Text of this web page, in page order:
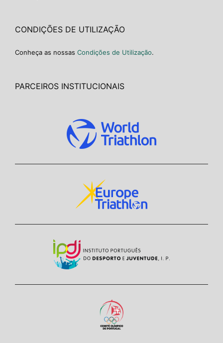
CONDIÇÕES DE UTILIZAÇÃO
Conheça as nossas Condições de Utilização.
PARCEIROS INSTITUCIONAIS